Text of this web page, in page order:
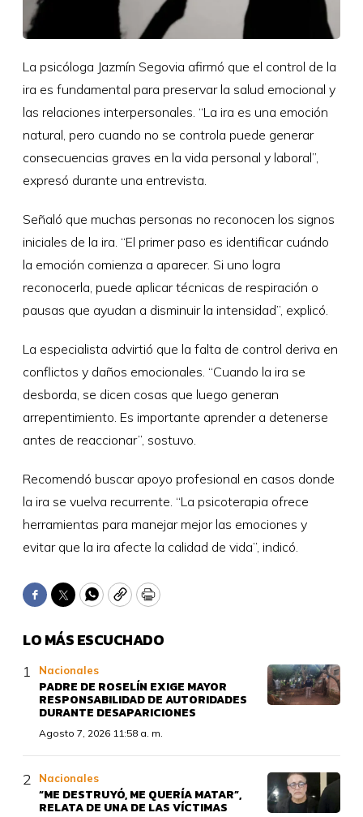
La psicóloga Jazmín Segovia afirmó que el control de la
ira es fundamental para preservar la salud emocional y
las relaciones interpersonales. “La ira es una emoción
natural, pero cuando no se controla puede generar
consecuencias graves en la vida personal y laboral”,
expresó durante una entrevista.
Señaló que muchas personas no reconocen los signos
iniciales de la ira. “El primer paso es identificar cuándo
la emoción comienza a aparecer. Si uno logra
reconocerla, puede aplicar técnicas de respiración o
pausas que ayudan a disminuir la intensidad”, explicó.
La especialista advirtió que la falta de control deriva en
conflictos y daños emocionales. “Cuando la ira se
desborda, se dicen cosas que luego generan
arrepentimiento. Es importante aprender a detenerse
antes de reaccionar”, sostuvo.
Recomendó buscar apoyo profesional en casos donde
la ira se vuelva recurrente. “La psicoterapia ofrece
herramientas para manejar mejor las emociones y
evitar que la ira afecte la calidad de vida”, indicó.
Facebook
TwitterWhatsApp
CopyPrint
LO MÁS ESCUCHADO
Nacionales
PADRE DE ROSELÍN EXIGE MAYOR
RESPONSABILIDAD DE AUTORIDADES
DURANTE DESAPARICIONES
Agosto 7, 2026 11:58 a. m.
Nacionales
“ME DESTRUYÓ, ME QUERÍA MATAR”,
RELATA DE UNA DE LAS VÍCTIMAS